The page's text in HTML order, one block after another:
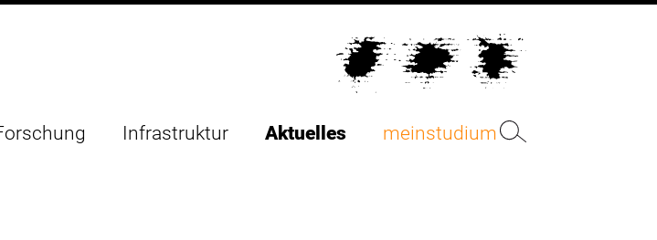
Infrastruktur Aktuelles meinstudium